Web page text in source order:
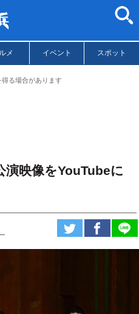
メ イベント スポット
る場合があります
演映像をYouTubeに